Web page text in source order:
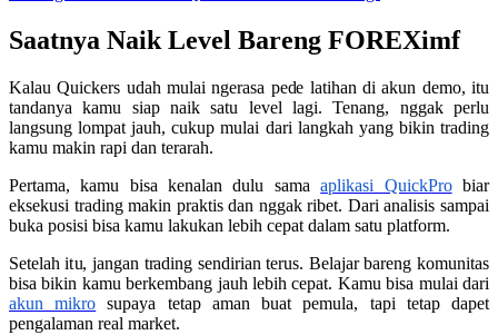
Saatnya Naik Level Bareng FOREXimf
Kalau Quickers udah mulai ngerasa pede latihan di akun demo, itu
tandanya kamu siap naik satu level lagi. Tenang, nggak perlu
langsung lompat jauh, cukup mulai dari langkah yang bikin trading
kamu makin rapi dan terarah.
Pertama, kamu bisa kenalan dulu samaaplikasi QuickPro biar
eksekusi trading makin praktis dan nggak ribet. Dari analisis sampai
buka posisi bisa kamu lakukan lebih cepat dalam satu platform.
Setelah itu, jangan trading sendirian terus. Belajar bareng komunitas
bisa bikin kamu berkembang jauh lebih cepat. Kamu bisa mulai dari
akun mikro
supaya tetap aman buat pemula, tapi tetap dapet
pengalaman real market.